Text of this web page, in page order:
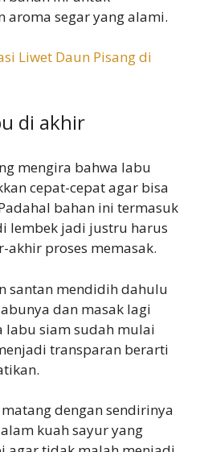
aroma segar yang alami.
Liwet Daun Pisang di
di akhir
mengira bahwa labu
cepat-cepat agar bisa
bahan ini termasuk
lembek jadi justru harus
proses memasak.
santan mendidih dahulu
dan masak lagi
labu siam sudah mulai
transparan berarti
dengan sendirinya
kuah sayur yang